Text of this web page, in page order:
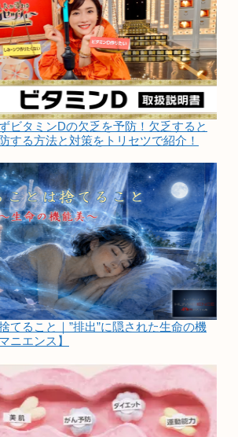
ビタミンDの欠乏を予防！欠乏すると
する方法と対策をトリセツで紹介！
てること｜”排出”に隠された生命の機
ニエンス】